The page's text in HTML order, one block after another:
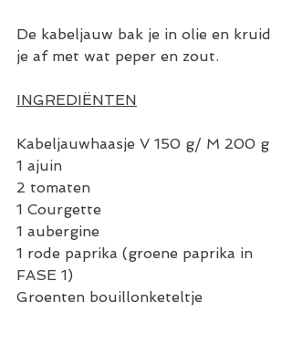
De kabeljauw bak je in olie en kruid
je af met wat peper en zout.
INGREDIËNTEN
Kabeljauwhaasje V 150 g/ M 200 g
1 ajuin
2 tomaten
1 Courgette
1 aubergine
1 rode paprika (groene paprika in
FASE 1)
Groenten bouillonketeltje